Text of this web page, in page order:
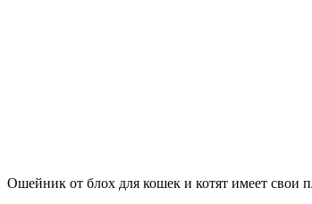
Ошейник от блох для кошек и котят имеет свои